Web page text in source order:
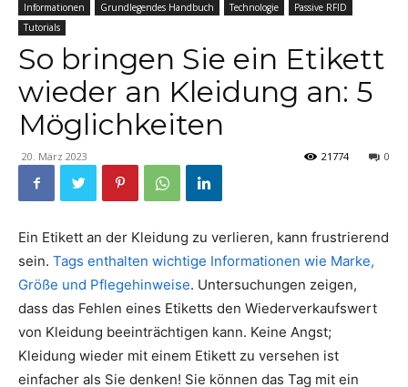
Informationen Grundlegendes Handbuch Technologie
Passive RFID
Tutorials
So bringen Sie ein Etikett
wieder an Kleidung an: 5
Möglichkeiten
20. März 2023 0
21774
Ein Etikett an der Kleidung zu verlieren, kann frustrierend
sein. Tags enthalten wichtige Informationen wie Marke,
Größe und Pflegehinweise. Untersuchungen zeigen,
dass das Fehlen eines Etiketts den Wiederverkaufswert
von Kleidung beeinträchtigen kann. Keine Angst;
Kleidung wieder mit einem Etikett zu versehen ist
einfacher als Sie denken! Sie können das Tag mit ein